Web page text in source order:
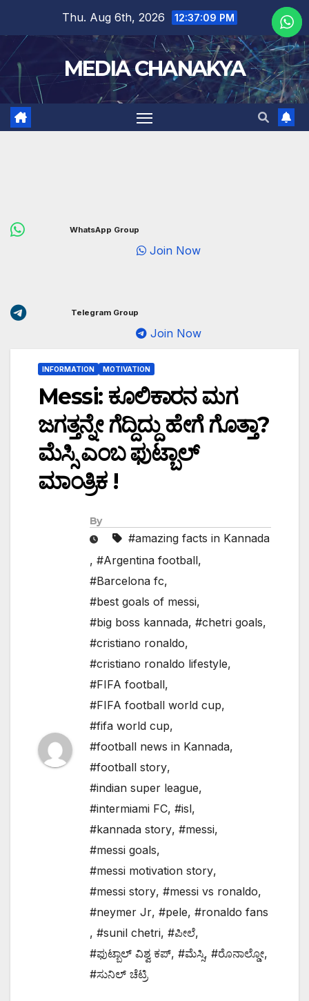
Thu. Aug 6th, 2026 12:37:10 PM
MEDIA CHANAKYA
WhatsApp Group
Join Now
Telegram Group
Join Now
INFORMATION MOTIVATION
Messi: ಕೂಲಿಕಾರನ ಮಗ
ಜಗತ್ತನ್ನೇ ಗೆದ್ದಿದ್ದು ಹೇಗೆ ಗೊತ್ತಾ?
ಮೆಸ್ಸಿ ಎಂಬ ಫುಟ್ಬಾಲ್
ಮಾಂತ್ರಿಕ !
By
#amazing facts in Kannada
, #Argentina football,
#Barcelona fc,
#best goals of messi,
#big boss kannada, #chetri goals,
#cristiano ronaldo,
#cristiano ronaldo lifestyle,
#FIFA football,
#FIFA football world cup,
#fifa world cup,
#football news in Kannada,
#football story,
#indian super league,
#intermiami FC, #isl,
#kannada story, #messi,
#messi goals,
#messi motivation story,
#messi story, #messi vs ronaldo,
#neymer Jr, #pele, #ronaldo fans
, #sunil chetri, #ಪೀಲೆ,
#ಫುಟ್ಬಾಲ್ ವಿಶ್ವ ಕಪ್, #ಮೆಸ್ಸಿ, #ರೊನಾಲ್ಡೋ,
#ಸುನಿಲ್ ಚೆಟ್ರಿ